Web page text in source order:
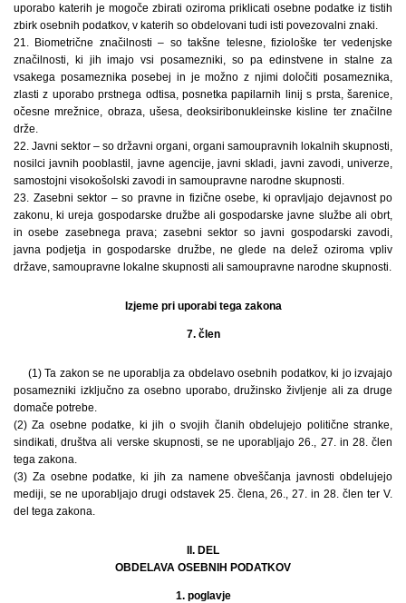
uporabo katerih je mogoče zbirati oziroma priklicati osebne podatke iz tistih
zbirk osebnih podatkov, v katerih so obdelovani tudi isti povezovalni znaki.
21. Biometrične značilnosti – so takšne telesne, fiziološke ter vedenjske
značilnosti, ki jih imajo vsi posamezniki, so pa edinstvene in stalne za
vsakega posameznika posebej in je možno z njimi določiti posameznika,
zlasti z uporabo prstnega odtisa, posnetka papilarnih linij s prsta, šarenice,
očesne mrežnice, obraza, ušesa, deoksiribonukleinske kisline ter značilne
drže.
22. Javni sektor – so državni organi, organi samoupravnih lokalnih skupnosti,
nosilci javnih pooblastil, javne agencije, javni skladi, javni zavodi, univerze,
samostojni visokošolski zavodi in samoupravne narodne skupnosti.
23. Zasebni sektor – so pravne in fizične osebe, ki opravljajo dejavnost po
zakonu, ki ureja gospodarske družbe ali gospodarske javne službe ali obrt,
in osebe zasebnega prava; zasebni sektor so javni gospodarski zavodi,
javna podjetja in gospodarske družbe, ne glede na delež oziroma vpliv
države, samoupravne lokalne skupnosti ali samoupravne narodne skupnosti.
Izjeme pri uporabi tega zakona
7. člen
(1) Ta zakon se ne uporablja za obdelavo osebnih podatkov, ki jo izvajajo
posamezniki izključno za osebno uporabo, družinsko življenje ali za druge
domače potrebe.
(2) Za osebne podatke, ki jih o svojih članih obdelujejo politične stranke,
sindikati, društva ali verske skupnosti, se ne uporabljajo 26., 27. in 28. člen
tega zakona.
(3) Za osebne podatke, ki jih za namene obveščanja javnosti obdelujejo
mediji, se ne uporabljajo drugi odstavek 25. člena, 26., 27. in 28. člen ter V.
del tega zakona.
II. DEL
OBDELAVA OSEBNIH PODATKOV
1. poglavje